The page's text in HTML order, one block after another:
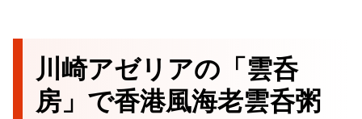
川崎アゼリアの「雲呑
房」で香港風海老雲呑粥